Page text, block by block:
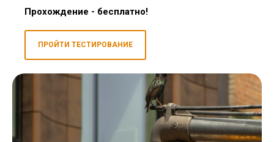
Прохождение - бесплатно!
ПРОЙТИ ТЕСТИРОВАНИЕ